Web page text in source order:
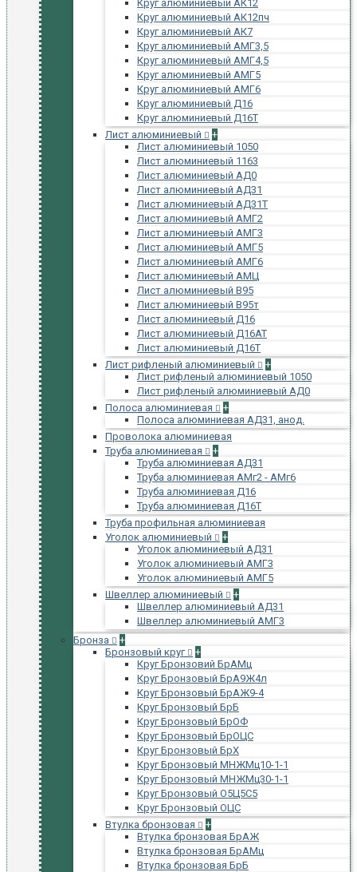
Круг алюминиевый АК12
Круг алюминиевый АК12пч
Круг алюминиевый АК7
Круг алюминиевый АМГ3,5
Круг алюминиевый АМГ4,5
Круг алюминиевый АМГ5
Круг алюминиевый АМГ6
Круг алюминиевый Д16
Круг алюминиевый Д16Т
Лист алюминиевый
+
Лист алюминиевый 1050
Лист алюминиевый 1163
Лист алюминиевый АД0
Лист алюминиевый АД31
Лист алюминиевый АД31Т
Лист алюминиевый АМГ2
Лист алюминиевый АМГ3
Лист алюминиевый АМГ5
Лист алюминиевый АМГ6
Лист алюминиевый АМЦ
Лист алюминиевый В95
Лист алюминиевый В95т
Лист алюминиевый Д16
Лист алюминиевый Д16АТ
Лист алюминиевый Д16Т
Лист рифленый алюминиевый
+
Лист рифленый алюминиевый 1050
Лист рифленый алюминиевый АД0
Полоса алюминиевая
+
Полоса алюминиевая АД31, анод.
Проволока алюминиевая
Труба алюминиевая
+
Труба алюминиевая АД31
Труба алюминиевая АМг2 - АМг6
Труба алюминиевая Д16
Труба алюминиевая Д16Т
Труба профильная алюминиевая
Уголок алюминиевый
+
Уголок алюминиевый АД31
Уголок алюминиевый АМГ3
Уголок алюминиевый АМГ5
Швеллер алюминиевый
+
Швеллер алюминиевый АД31
Швеллер алюминиевый АМГ3
Бронза
+
Бронзовый круг
+
Круг Бронзовий БрАМц
Круг Бронзовый БрА9Ж4л
Круг Бронзовый БрАЖ9-4
Круг Бронзовый БрБ
Круг Бронзовый БрОФ
Круг Бронзовый БрОЦС
Круг Бронзовый БрХ
Круг Бронзовый МНЖМц10-1-1
Круг Бронзовый МНЖМц30-1-1
Круг Бронзовый О5Ц5С5
Круг Бронзовый ОЦС
Втулка бронзовая
+
Втулка бронзовая БрАЖ
Втулка бронзовая БрАМц
Втулка бронзовая БрБ